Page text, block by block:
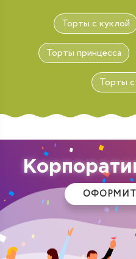
Торты с куклой
Торты принцесса
Торты